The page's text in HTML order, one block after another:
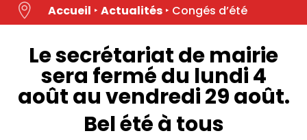
 Accueil ‣ Actualités‣ Congés d’été
Le secrétariat de mairie
sera fermé du lundi 4
août au vendredi 29 août.
Bel été à tous